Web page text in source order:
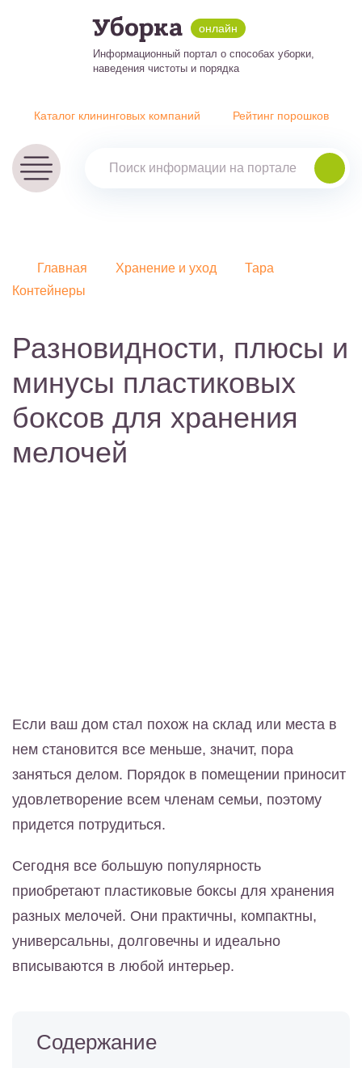
Уборка онлайн
Информационный портал о способах уборки,
наведения чистоты и порядка
Каталог клининговых компаний Рейтинг порошков
Главная Хранение и уход
Тара
Контейнеры
Разновидности, плюсы и
минусы пластиковых
боксов для хранения
мелочей
Если ваш дом стал похож на склад или места в
нем становится все меньше, значит, пора
заняться делом. Порядок в помещении приносит
удовлетворение всем членам семьи, поэтому
придется потрудиться.
Сегодня все большую популярность
приобретают пластиковые боксы для хранения
разных мелочей. Они практичны, компактны,
универсальны, долговечны и идеально
вписываются в любой интерьер.
Содержание